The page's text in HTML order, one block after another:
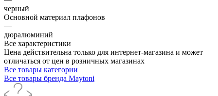
черный
Основной материал плафонов
—
дюралюминий
Все характеристики
Цена действительна только для интернет-магазина и может
отличаться от цен в розничных магазинах
Все товары категории
Все товары бренда Maytoni